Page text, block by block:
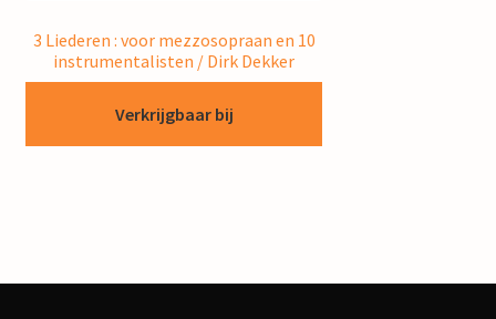
3 Liederen : voor mezzosopraan en 10
instrumentalisten / Dirk Dekker
Verkrijgbaar bij